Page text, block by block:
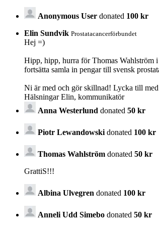
Anonymous User donated 100 kr
Elin Sundvik Prostatacancerförbundet
Hej =)
Hipp, hipp, hurra för Thomas Wahlström
fortsätta samla in pengar till svensk
Ni är med och gör skillnad! Lycka till
Hälsningar Elin, kommunikatör
Anna Westerlund donated 50 kr
Piotr Lewandowski donated 100 kr
Thomas Wahlström donated 50 kr
GrattiS!!!
Albina Ulvegren donated 100 kr
Anneli Udd Simebo donated 50 kr